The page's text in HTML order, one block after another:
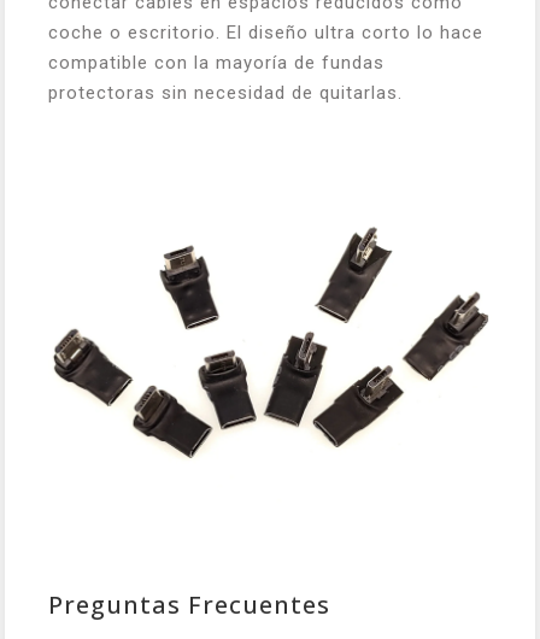
coche o escritorio. El diseño ultra corto lo hace
compatible con la mayoría de fundas
protectoras sin necesidad de quitarlas.
Preguntas Frecuentes